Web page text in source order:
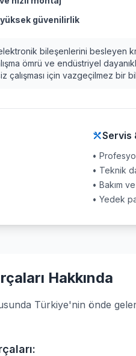
yüksek güvenilirlik
bileşenlerini besleyen
ömrü ve endüstriyel
çalışması için vazgeçilmez bir
Servis
•
• Teknik
• Bakım
• Yedek
Hakkında
Türkiye'nin önde